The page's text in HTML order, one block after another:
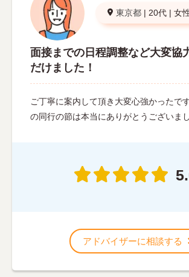
東京都 | 20代 | 女
面接までの日程調整など大変協
だけました！
ご丁寧に案内して頂き大変心強かったで
の同行の節は本当にありがとうございまし
アドバイザーに相談する